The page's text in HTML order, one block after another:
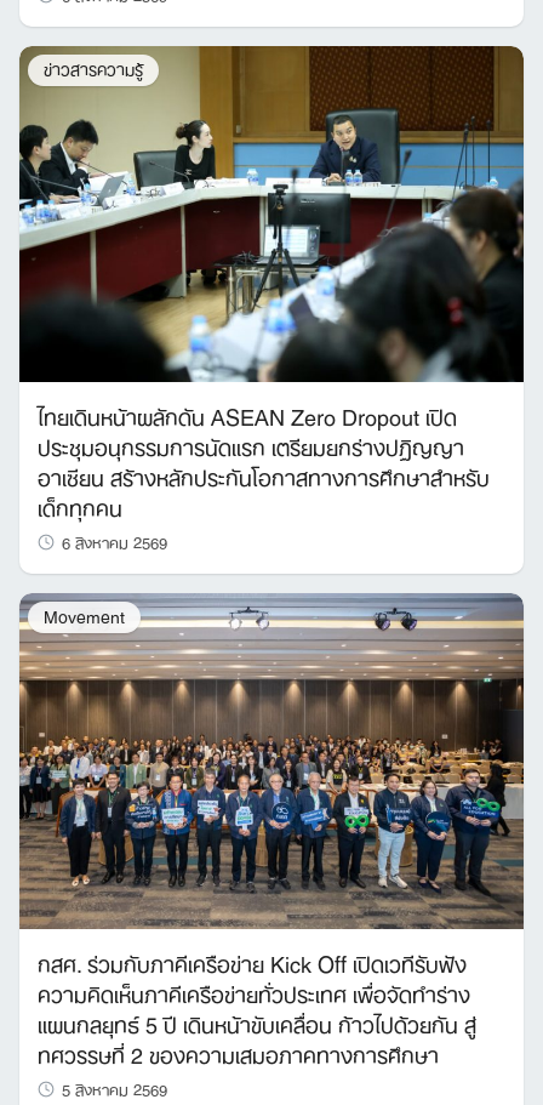
ข่าวสารความรู้
ไทยเดินหน้าผลักดัน ASEAN Zero Dropout เปิด
ประชุมอนุกรรมการนัดแรก เตรียมยกร่างปฏิญญา
อาเซียน สร้างหลักประกันโอกาสทางการศึกษาสำหรับ
เด็กทุกคน
6 สิงหาคม 2569
Movement
กสศ. ร่วมกับภาคีเครือข่าย Kick Off เปิดเวทีรับฟัง
ความคิดเห็นภาคีเครือข่ายทั่วประเทศ เพื่อจัดทำร่าง
แผนกลยุทธ์ 5 ปี เดินหน้าขับเคลื่อน ก้าวไปด้วยกัน สู่
ทศวรรษที่ 2 ของความเสมอภาคทางการศึกษา
5 สิงหาคม 2569